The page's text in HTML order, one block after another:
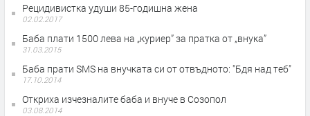
Рецидивистка удуши 85-годишна жена
02.02.2017
Баба плати 1500 лева на „куриер” за пратка от „внука”
31.03.2015
Баба прати SMS на внучката си от отвъдното: "Бдя над теб"
17.10.2014
Откриха изчезналите баба и внуче в Созопол
03.08.2014